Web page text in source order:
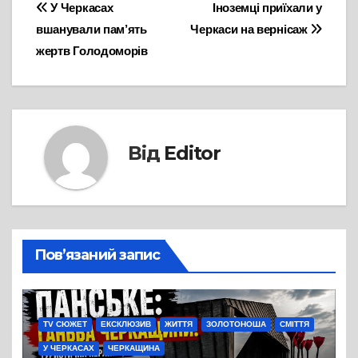
Навігація
записів
Іноземці приїхали у
Черкаси на вернісаж
У Черкасах
вшанували пам’ять
жертв Голодоморів
Від Editor
Пов’язаний запис
TV СЮЖЕТ ЕКСКЛЮЗИВ ЖИТТЯ ЗОЛОТОНОША СМІТТЯ
У ЧЕРКАСАХ ЧЕРКАЩИНА